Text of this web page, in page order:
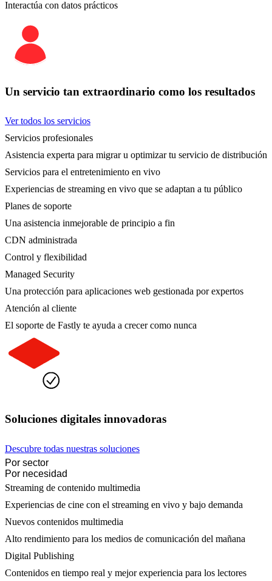
Interactúa con datos prácticos
Un servicio tan extraordinario como los resultados
Ver todos los servicios
Servicios profesionales
Asistencia experta para migrar u optimizar tu servicio de distribución
Servicios para el entretenimiento en vivo
Experiencias de streaming en vivo que se adaptan a tu público
Planes de soporte
Una asistencia inmejorable de principio a fin
CDN administrada
Control y flexibilidad
Managed Security
Una protección para aplicaciones web gestionada por expertos
Atención al cliente
El soporte de Fastly te ayuda a crecer como nunca
Soluciones digitales innovadoras
Descubre todas nuestras soluciones
Por sector
Por necesidad
Streaming de contenido multimedia
Experiencias de cine con el streaming en vivo y bajo demanda
Nuevos contenidos multimedia
Alto rendimiento para los medios de comunicación del mañana
Digital Publishing
Contenidos en tiempo real y mejor experiencia para los lectores